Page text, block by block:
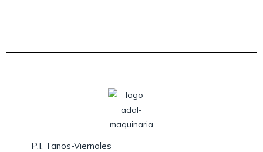
P.I. Tanos-Viernoles